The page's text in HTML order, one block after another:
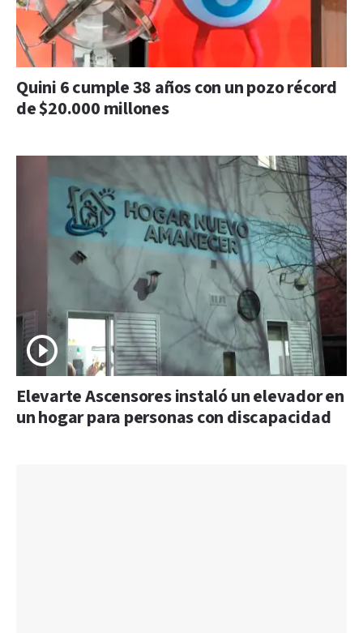
Quini 6 cumple 38 años con un pozo récord
de $20.000 millones
Elevarte Ascensores instaló un elevador en
un hogar para personas con discapacidad